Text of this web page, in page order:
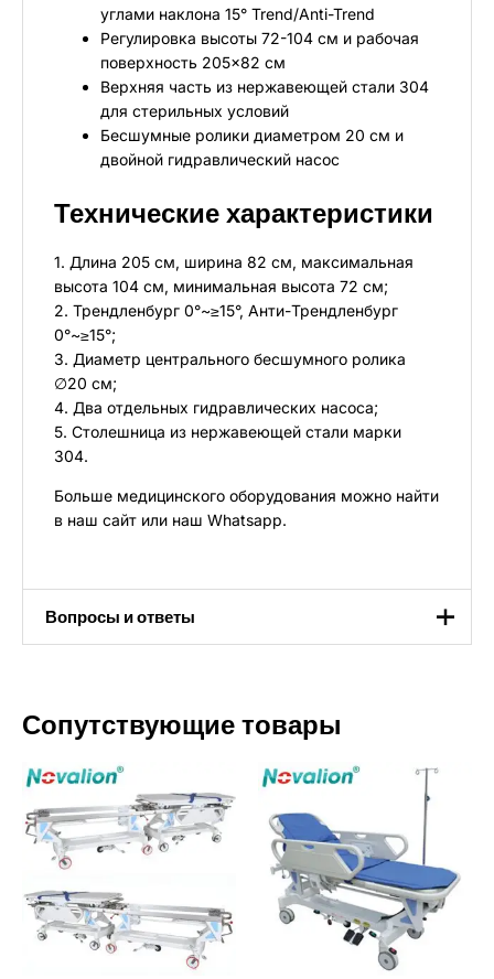
углами наклона 15° Trend/Anti-Trend
Регулировка высоты 72-104 см и рабочая
поверхность 205×82 см
Верхняя часть из нержавеющей стали 304
для стерильных условий
Бесшумные ролики диаметром 20 см и
двойной гидравлический насос
Технические характеристики
1. Длина 205 см, ширина 82 см, максимальная
высота 104 см, минимальная высота 72 см;
2. Трендленбург 0°~≥15°, Анти-Трендленбург
0°~≥15°;
3. Диаметр центрального бесшумного ролика
∅20 см;
4. Два отдельных гидравлических насоса;
5. Столешница из нержавеющей стали марки
304.
Больше медицинского оборудования можно найти
в наш сайт или наш Whatsapp.
Вопросы и ответы
Мы предлагаем высококонкурентные цены, обычно
на 8% - 30% ниже, чем у аналогов при том же
качестве. Наша модель прямых заводских продаж и
оптимизированные цепочки поставок исключают
наценки посредников, а оптовые заказы дают право
на дополнительные скидки.
2. Каково время доставки?
Сроки доставки зависят от типа заказа: товары,
имеющиеся на складе, доставляются в течение 7-15
Сопутствующие товары